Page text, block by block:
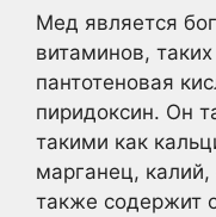
Мед является
витаминов,
пантотеновая
пиридоксин. Он
такими как
марганец,
также содержит